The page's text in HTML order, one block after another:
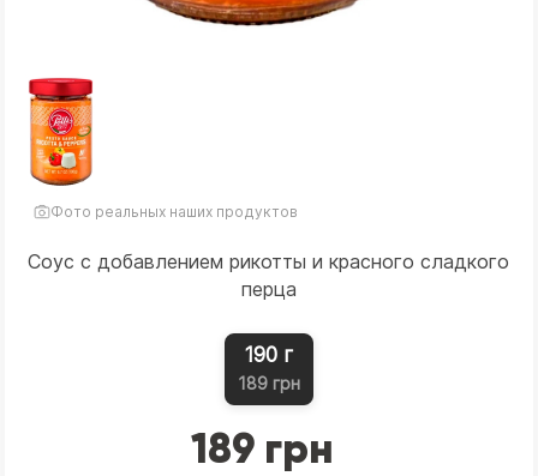
Фото реальных наших продуктов
Соус с добавлением рикотты и красного сладкого
перца
190 г
189 грн
189 грн